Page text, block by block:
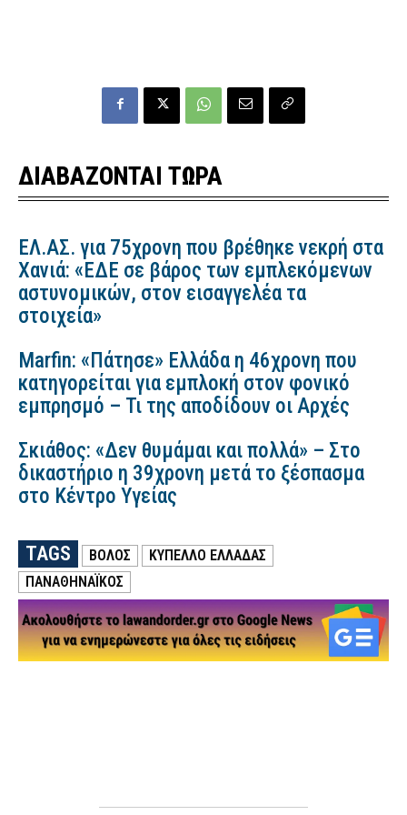
ΔΙΑΒΑΖΟΝΤΑΙ ΤΩΡΑ
ΕΛ.ΑΣ. για 75χρονη που βρέθηκε νεκρή στα
Χανιά: «ΕΔΕ σε βάρος των εμπλεκόμενων
αστυνομικών, στον εισαγγελέα τα
στοιχεία»
Marfin: «Πάτησε» Ελλάδα η 46χρονη που
κατηγορείται για εμπλοκή στον φονικό
εμπρησμό – Τι της αποδίδουν οι Αρχές
Σκιάθος: «Δεν θυμάμαι και πολλά» – Στο
δικαστήριο η 39χρονη μετά το ξέσπασμα
στο Κέντρο Υγείας
TAGS ΒΟΛΟΣ
ΚΥΠΕΛΛΟ ΕΛΛΑΔΑΣ
ΠΑΝΑΘΗΝΑΪΚΟΣ